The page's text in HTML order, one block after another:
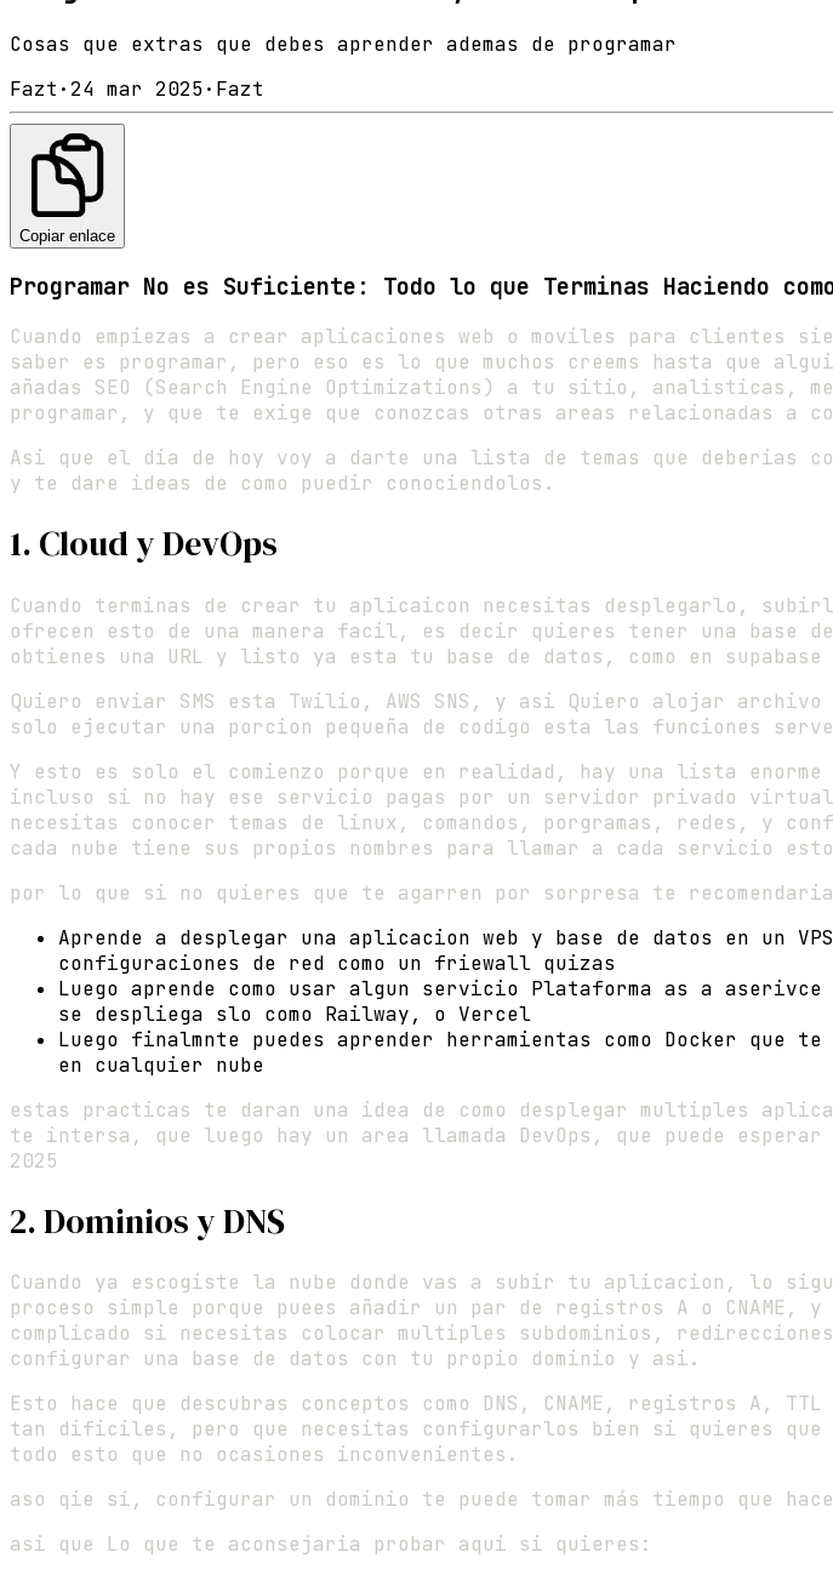
Cosas que extras que debes aprender ademas de programar
Fazt ·24 mar 2025· Fazt
Copiar enlace
Programar No es Suficiente: Todo lo que Terminas Haciendo
Cuando empiezas a crear aplicaciones web o moviles para clientes
saber es programar, pero eso es lo que muchos creems hasta que
añadas SEO (Search Engine Optimizations) a tu sitio, analisticas,
programar, y que te exige que conozcas otras areas relacionadas a
Asi que el dia de hoy voy a darte una lista de temas que deberias
y te dare ideas de como puedir conociendolos.
1. Cloud y DevOps
Cuando terminas de crear tu aplicaicon necesitas desplegarlo,
ofrecen esto de una manera facil, es decir quieres tener una base
obtienes una URL y listo ya esta tu base de datos, como en
Quiero enviar SMS esta Twilio, AWS SNS, y asi Quiero alojar archivo
solo ejecutar una porcion pequeña de codigo esta las funciones
Y esto es solo el comienzo porque en realidad, hay una lista
incluso si no hay ese servicio pagas por un servidor privado
necesitas conocer temas de linux, comandos, porgramas, redes, y
cada nube tiene sus propios nombres para llamar a cada servicio
por lo que si no quieres que te agarren por sorpresa te
Aprende a desplegar una aplicacion web y base de datos en un
configuraciones de red como un friewall quizas
Luego aprende como usar algun servicio Plataforma as a
se despliega slo como Railway, o Vercel
Luego finalmnte puedes aprender herramientas como Docker
en cualquier nube
estas practicas te daran una idea de como desplegar multiples
te intersa, que luego hay un area llamada DevOps, que puede
2025
2. Dominios y DNS
Cuando ya escogiste la nube donde vas a subir tu aplicacion, lo
proceso simple porque puees añadir un par de registros A o
complicado si necesitas colocar multiples subdominios,
configurar una base de datos con tu propio dominio y asi.
Esto hace que descubras conceptos como DNS, CNAME, registros A,
tan dificiles, pero que necesitas configurarlos bien si quieres
todo esto que no ocasiones inconvenientes.
aso qie sí, configurar un dominio te puede tomar más tiempo que
asi que Lo que te aconsejaria probar aqui si quieres: